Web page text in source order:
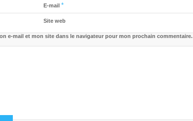
E-mail*
Site web
e-mail et mon site dans le navigateur pour mon prochain commentaire.